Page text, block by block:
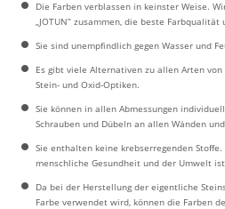
Die Farben verblassen in keinster Weise.
„JOTUN” zusammen, die beste
Sie sind unempfindlich gegen Wasser und
Es gibt viele Alternativen zu allen Arten von
Stein- und Oxid-Optiken.
Sie können in allen Abmessungen
Schrauben und Dübeln an allen Wänden
Sie enthalten keine krebserregenden
menschliche Gesundheit und der Umwelt
Da bei der Herstellung der eigentliche
Farbe verwendet wird, können die Farben